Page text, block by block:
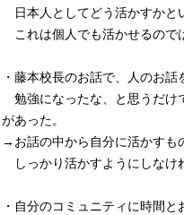
日本人としてどう活かすかと
これは個人でも活かせるので
・藤本校長のお話で、人のお話
勉強になったな、と思うだけ
があった。
→お話の中から自分に活かすも
しっかり活かすようにしなけ
・自分のコミュニティに時間と